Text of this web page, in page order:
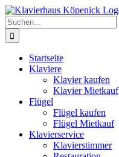
Zum
Inhalt
springen
Suche
nach:
Startseite
Klaviere
Klavier kaufen
Klavier Mietkauf
Flügel
Flügel kaufen
Flügel Mietkauf
Klavierservice
Klavierstimmer